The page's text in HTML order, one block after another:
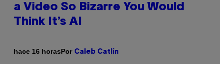
a Video So Bizarre You Would
Think It’s AI
hace 16 horasPor Caleb Catlin